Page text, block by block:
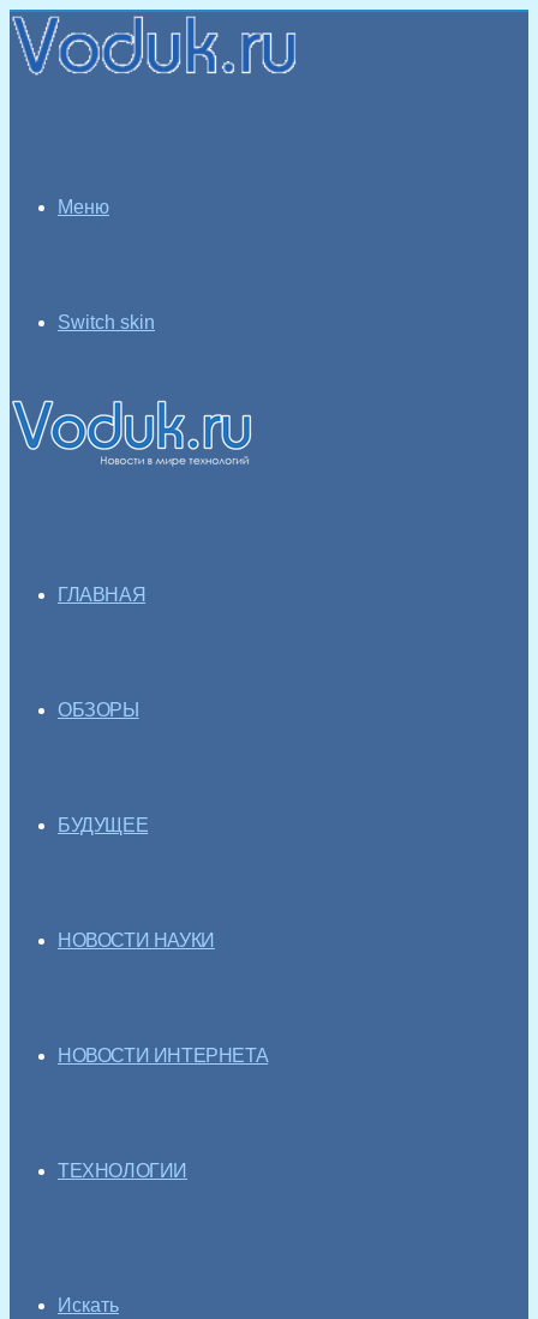
Меню
Switch skin
ГЛАВНАЯ
ОБЗОРЫ
БУДУЩЕЕ
НОВОСТИ НАУКИ
НОВОСТИ ИНТЕРНЕТА
ТЕХНОЛОГИИ
Искать